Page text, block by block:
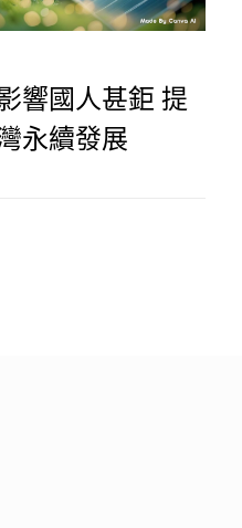
響國人甚鉅 提
永續發展